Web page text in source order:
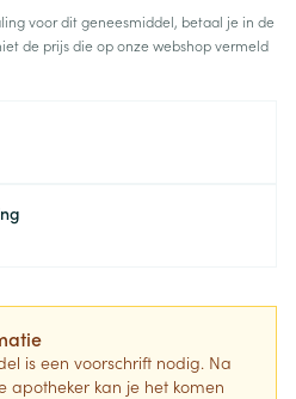
voor dit geneesmiddel, betaal je in de
de prijs die op onze webshop vermeld
is een voorschrift nodig. Na
apotheker kan je het komen